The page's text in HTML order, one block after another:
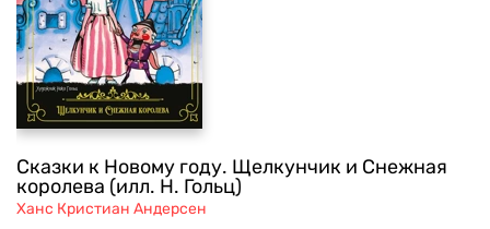
Сказки к Новому году. Щелкунчик и Снежная
королева (илл. Н. Гольц)
Ханс Кристиан Андерсен